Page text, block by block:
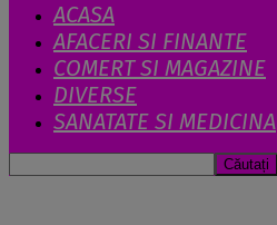
ACASA
AFACERI SI FINANTE
COMERT SI MAGAZINE
DIVERSE
SANATATE SI MEDICINA